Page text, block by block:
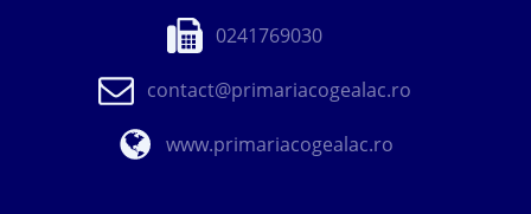
0241769030
contact@primariacogealac.ro
www.primariacogealac.ro